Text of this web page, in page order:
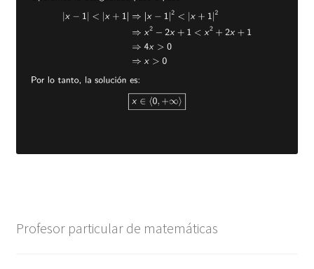
Profesor particular de matemáticas